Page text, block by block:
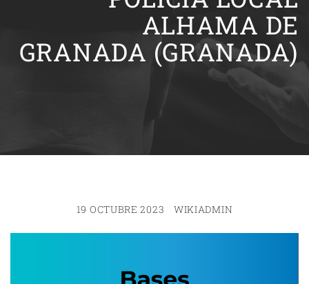
ALHAMA DE
GRANADA (GRANADA)
19 OCTUBRE 2023 WIKIADMIN